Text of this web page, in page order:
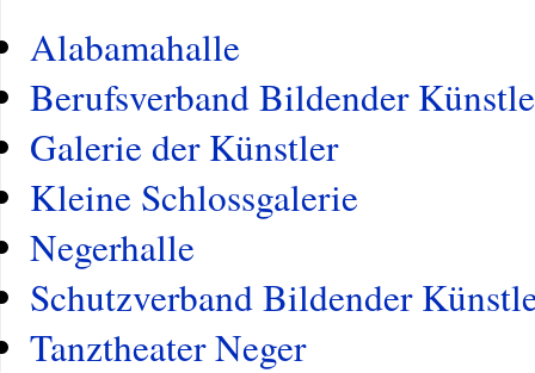
Alabamahalle
Berufsverband Bildender
Galerie der Künstler
Kleine Schlossgalerie
Negerhalle
Schutzverband Bildender
Tanztheater Neger